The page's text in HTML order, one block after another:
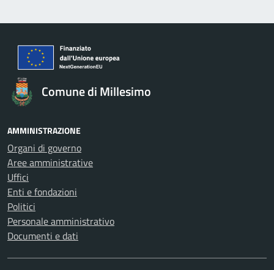
Comune di Millesimo
AMMINISTRAZIONE
Organi di governo
Aree amministrative
Uffici
Enti e fondazioni
Politici
Personale amministrativo
Documenti e dati